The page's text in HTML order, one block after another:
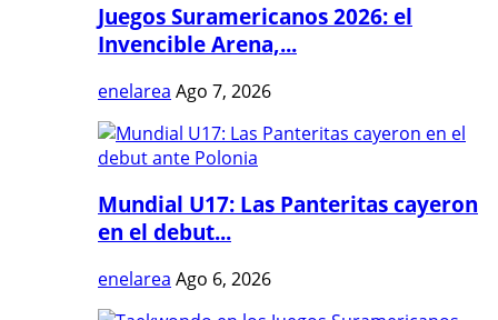
Juegos Suramericanos 2026: el
Invencible Arena,...
enelarea Ago 7, 2026
Mundial U17: Las Panteritas cayeron
en el debut...
enelarea Ago 6, 2026